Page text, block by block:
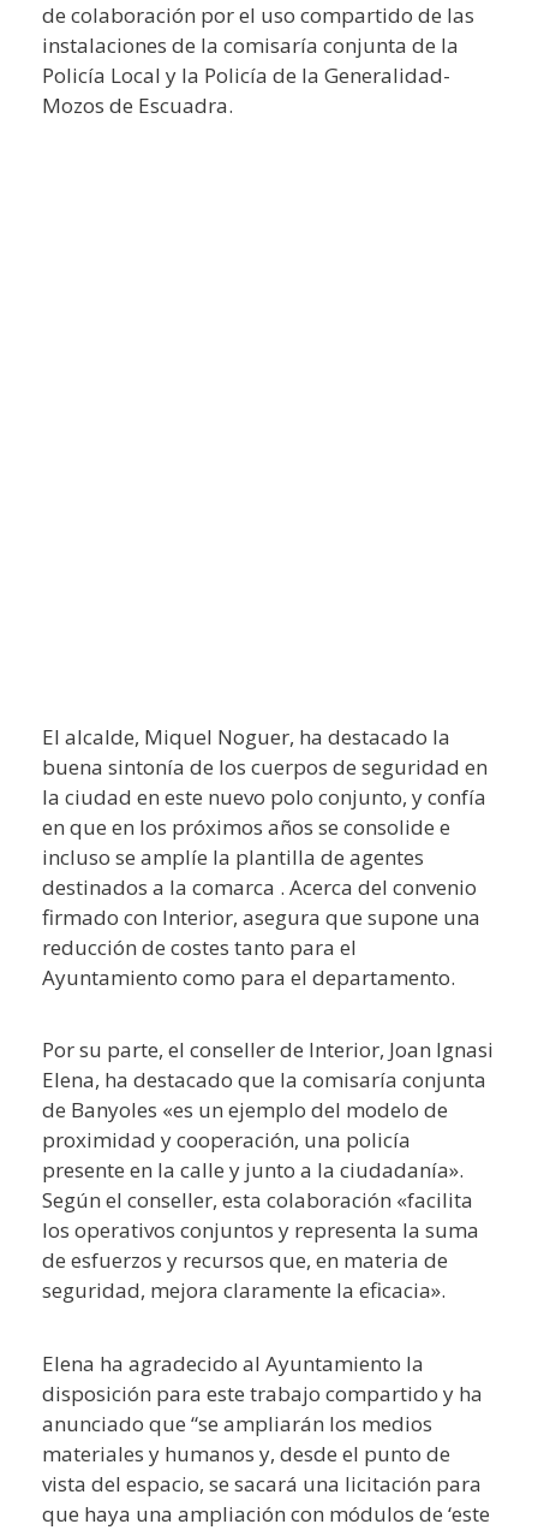
de colaboración por el uso compartido de las
instalaciones de la comisaría conjunta de la
Policía Local y la Policía de la Generalidad-
Mozos de Escuadra.
El alcalde, Miquel Noguer, ha destacado la
buena sintonía de los cuerpos de seguridad en
la ciudad en este nuevo polo conjunto, y confía
en que en los próximos años se consolide e
incluso se amplíe la plantilla de agentes
destinados a la comarca . Acerca del convenio
firmado con Interior, asegura que supone una
reducción de costes tanto para el
Ayuntamiento como para el departamento.
Por su parte, el conseller de Interior, Joan Ignasi
Elena, ha destacado que la comisaría conjunta
de Banyoles «es un ejemplo del modelo de
proximidad y cooperación, una policía
presente en la calle y junto a la ciudadanía».
Según el conseller, esta colaboración «facilita
los operativos conjuntos y representa la suma
de esfuerzos y recursos que, en materia de
seguridad, mejora claramente la eficacia».
Elena ha agradecido al Ayuntamiento la
disposición para este trabajo compartido y ha
anunciado que “se ampliarán los medios
materiales y humanos y, desde el punto de
vista del espacio, se sacará una licitación para
que haya una ampliación con módulos de ‘este